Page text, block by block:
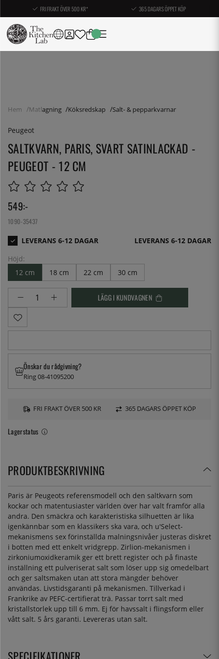
FRI FRAKT ÖVER 500 KR* 365 DAGARS ÖPPET KÖP
Hem Matlagning Köksredskap Salt- & pepparkvarnar
Peugeot
SALTKVARN, PARIS, SVART SATINLACKAD -
PEUGEOT - 12 CM
549:-
1090-35437
LEVERANS 6-12 DAGAR
Höjd:
12 cm
18 cm 22 cm 30 cm
LÄGG I KUNDVAGNEN
Lagerstatus
Önskar du rådgivning?
Ring 08-41095200
FRI FRAKT ÖVER 500 KR 365 DAGARS ÖPPET KÖP
PRODUKTBESKRIVNING
Paris är Peugeots referensmodell och den saltkvarn som
kockar och matentusiaster världen över har valt framför alla
andra. Den smäckra och karakteristiska silhuetten är lika
igenkännbar som en klassikers ska vara, och u'Select-
mekanismens sex förinställda malningsnivåer justeras diskret
i botten med ett enkelt vridgrepp. Zirlion-mekanismen i
zirkoniumoxidkeramik ger ett brett register och på finaste
inställning ett pulveriserat salt som löser upp sig omedelbart
och ger saltsmaken utan att stora mängder behöver
användas. Livstidsgaranti på mekanismen. Tillverkad i
Frankrike av PEFC-certifierat trä. Passar torrt salt med
kristallstorlek upp till 6 mm. Ej för havssalt i flingsform eller
vått salt. 5 års garanti. Levereras utan salt.
SPECIFIKATIONER